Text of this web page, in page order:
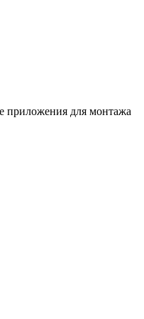
приложения для монтажа